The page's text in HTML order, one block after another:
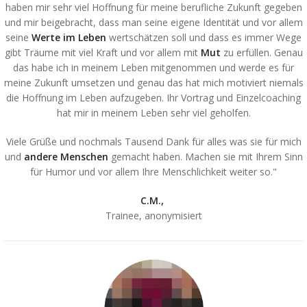
haben mir sehr viel Hoffnung für meine berufliche Zukunft gegeben
und mir beigebracht, dass man seine eigene Identität und vor allem
seine Werte im Leben wertschätzen soll und dass es immer Wege
gibt Träume mit viel Kraft und vor allem mit Mut zu erfüllen. Genau
das habe ich in meinem Leben mitgenommen und werde es für
meine Zukunft umsetzen und genau das hat mich motiviert niemals
die Hoffnung im Leben aufzugeben. Ihr Vortrag und Einzelcoaching
hat mir in meinem Leben sehr viel geholfen.
Viele Grüße und nochmals Tausend Dank für alles was sie für mich
und andere Menschen gemacht haben. Machen sie mit Ihrem Sinn
für Humor und vor allem Ihre Menschlichkeit weiter so."
C.M.,
Trainee, anonymisiert